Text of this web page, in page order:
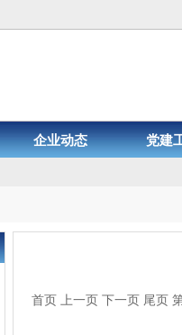
企业动态 党建
首页 上一页 下一页 尾页